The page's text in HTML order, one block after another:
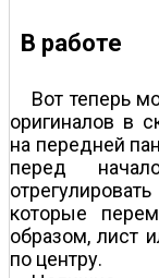
В работе
Вот теперь
оригиналов в
на передней
перед
которые
образом, лист
по центру.